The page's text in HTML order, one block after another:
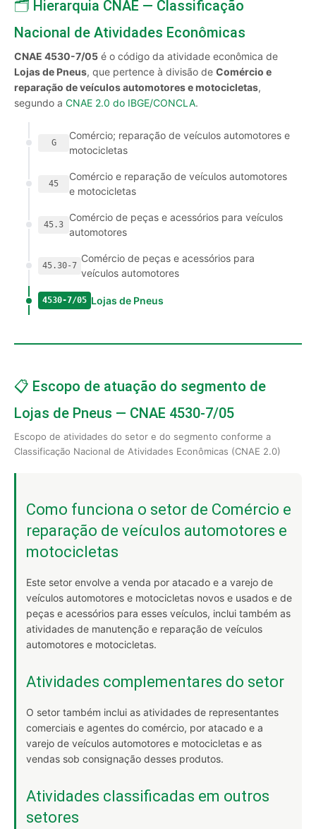
🗂️ Hierarquia CNAE — Classificação
Nacional de Atividades Econômicas
CNAE 4530-7/05 é o código da atividade econômica de
Lojas de Pneus, que pertence à divisão de Comércio e
reparação de veículos automotores e motocicletas,
segundo a CNAE 2.0 do IBGE/CONCLA.
G
Comércio; reparação de veículos automotores e
motocicletas
45
Comércio e reparação de veículos automotores
e motocicletas
45.3
Comércio de peças e acessórios para veículos
automotores
45.30-7
Comércio de peças e acessórios para
veículos automotores
4530-7/05 Lojas de Pneus
📋 Escopo de atuação do segmento de
Lojas de Pneus — CNAE 4530-7/05
Escopo de atividades do setor e do segmento conforme a
Classificação Nacional de Atividades Econômicas (CNAE 2.0)
Como funciona o setor de Comércio e
reparação de veículos automotores e
motocicletas
Este setor envolve a venda por atacado e a varejo de
veículos automotores e motocicletas novos e usados e de
peças e acessórios para esses veículos, inclui também as
atividades de manutenção e reparação de veículos
automotores e motocicletas.
Atividades complementares do setor
O setor também inclui as atividades de representantes
comerciais e agentes do comércio, por atacado e a
varejo de veículos automotores e motocicletas e as
vendas sob consignação desses produtos.
Atividades classificadas em outros
setores